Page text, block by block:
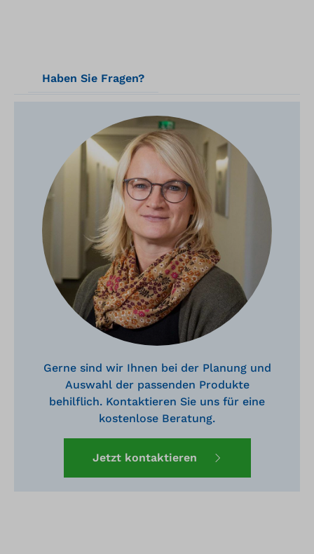
Haben Sie Fragen?
Gerne sind wir Ihnen bei der Planung und
Auswahl der passenden Produkte
behilflich. Kontaktieren Sie uns für eine
kostenlose Beratung.
Jetzt kontaktieren